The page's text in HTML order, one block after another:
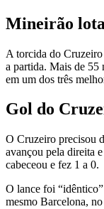
Mineirão
A torcida do
a partida. Mais de 55
em um dos três
Gol do
O Cruzeiro precisou
avançou pela direita
cabeceou e fez 1 a 0.
O lance foi
mesmo Barcelona,